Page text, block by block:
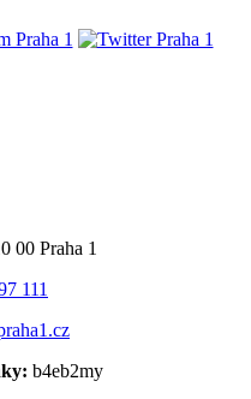
00 Praha 1
111
b4eb2my